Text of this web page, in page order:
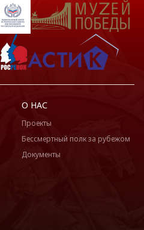
О НАС
Проекты
Бессмертный полк за рубежом
Документы